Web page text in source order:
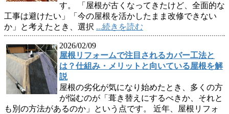
す。 「屋根が古くなってきたけど、全面的な
工事は避けたい」「今の屋根を活かしたまま改修できない
か」と考えたとき、選択 ...続きを読む
2026/02/09
屋根リフォームで注目されるカバー工法と
は？仕組み・メリットと向いている屋根を解
説
屋根の劣化が気になり始めたとき、多くの方
が悩むのが「葺き替えにするべきか、それと
も別の方法があるのか」という点です。 近年、屋根リフォ